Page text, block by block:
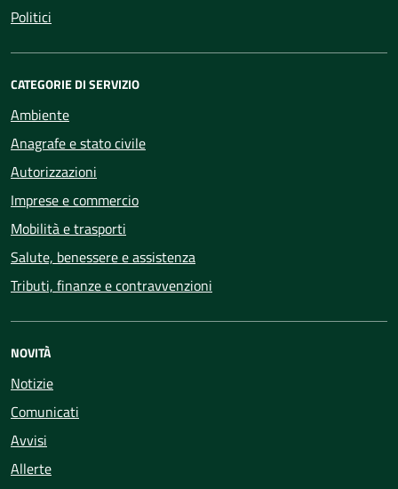
Politici
CATEGORIE DI SERVIZIO
Ambiente
Anagrafe e stato civile
Autorizzazioni
Imprese e commercio
Mobilità e trasporti
Salute, benessere e assistenza
Tributi, finanze e contravvenzioni
NOVITÀ
Notizie
Comunicati
Avvisi
Allerte